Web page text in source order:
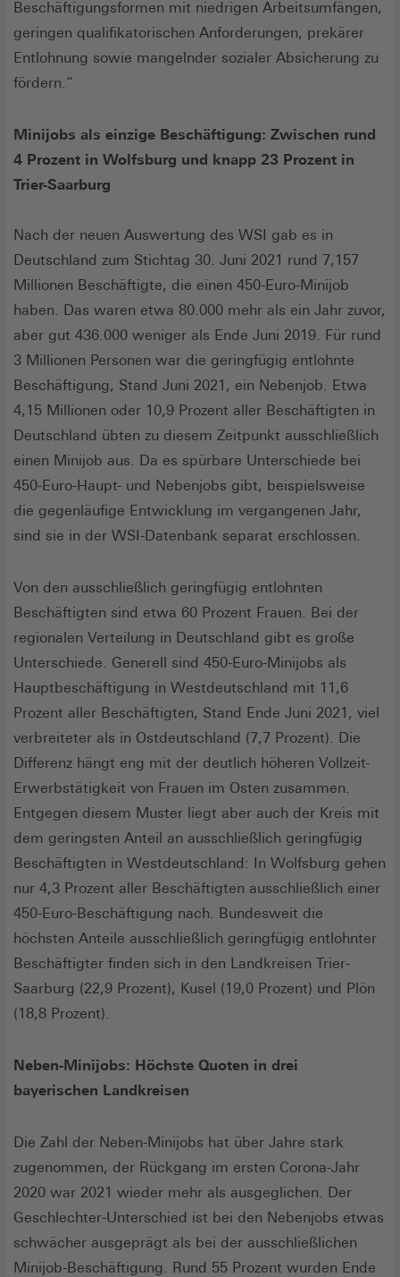
Beschäftigungsformen mit niedrigen Arbeitsumfängen,
geringen qualifikatorischen Anforderungen, prekärer
Entlohnung sowie mangelnder sozialer Absicherung zu
fördern.“
Minijobs als einzige Beschäftigung: Zwischen rund
4 Prozent in Wolfsburg und knapp 23 Prozent in
Trier-Saarburg
Nach der neuen Auswertung des WSI gab es in
Deutschland zum Stichtag 30. Juni 2021 rund 7,157
Millionen Beschäftigte, die einen 450-Euro-Minijob
haben. Das waren etwa 80.000 mehr als ein Jahr zuvor,
aber gut 436.000 weniger als Ende Juni 2019. Für rund
3 Millionen Personen war die geringfügig entlohnte
Beschäftigung, Stand Juni 2021, ein Nebenjob. Etwa
4,15 Millionen oder 10,9 Prozent aller Beschäftigten in
Deutschland übten zu diesem Zeitpunkt ausschließlich
einen Minijob aus. Da es spürbare Unterschiede bei
450-Euro-Haupt- und Nebenjobs gibt, beispielsweise
die gegenläufige Entwicklung im vergangenen Jahr,
sind sie in der WSI-Datenbank separat erschlossen.
Von den ausschließlich geringfügig entlohnten
Beschäftigten sind etwa 60 Prozent Frauen. Bei der
regionalen Verteilung in Deutschland gibt es große
Unterschiede. Generell sind 450-Euro-Minijobs als
Hauptbeschäftigung in Westdeutschland mit 11,6
Prozent aller Beschäftigten, Stand Ende Juni 2021, viel
verbreiteter als in Ostdeutschland (7,7 Prozent). Die
Differenz hängt eng mit der deutlich höheren Vollzeit-
Erwerbstätigkeit von Frauen im Osten zusammen.
Entgegen diesem Muster liegt aber auch der Kreis mit
dem geringsten Anteil an ausschließlich geringfügig
Beschäftigten in Westdeutschland: In Wolfsburg gehen
nur 4,3 Prozent aller Beschäftigten ausschließlich einer
450-Euro-Beschäftigung nach. Bundesweit die
höchsten Anteile ausschließlich geringfügig entlohnter
Beschäftigter finden sich in den Landkreisen Trier-
Saarburg (22,9 Prozent), Kusel (19,0 Prozent) und Plön
(18,8 Prozent).
Neben-Minijobs: Höchste Quoten in drei
bayerischen Landkreisen
Die Zahl der Neben-Minijobs hat über Jahre stark
zugenommen, der Rückgang im ersten Corona-Jahr
2020 war 2021 wieder mehr als ausgeglichen. Der
Geschlechter-Unterschied ist bei den Nebenjobs etwas
schwächer ausgeprägt als bei der ausschließlichen
Minijob-Beschäftigung. Rund 55 Prozent wurden Ende